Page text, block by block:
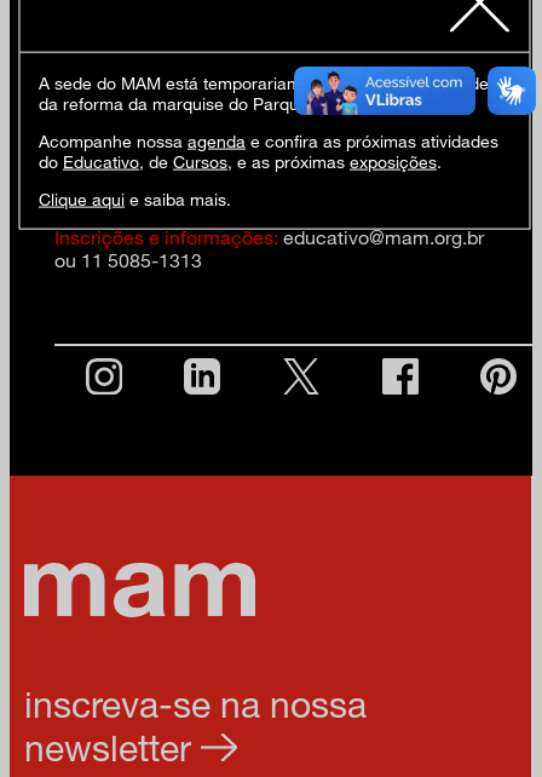
Programação gratuita para professores e educadores
05 abr (sáb) 10h
coleção FadelePoder provisório
Inscrições e informações:educativo@mam.org.br
ou 11 5085-1313
inscreva-se na nossa
newsletter
A sede do MAM está temporariamente fechada em virtude
da reforma da marquise do Parque Ibirapuera.
Acompanhe nossa agenda e confira as próximas atividades
do Educativo, de Cursos, e as próximas exposições.
Clique aqui e saiba mais.